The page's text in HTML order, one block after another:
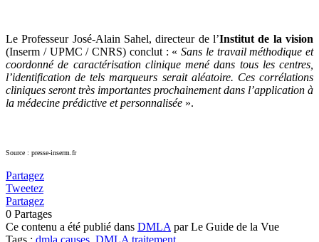
Le Professeur José-Alain Sahel, directeur de l’Institut de la vision
(Inserm / UPMC / CNRS) conclut : « Sans le travail méthodique et
coordonné de caractérisation clinique mené dans tous les centres,
l’identification de tels marqueurs serait aléatoire. Ces corrélations
cliniques seront très importantes prochainement dans l’application à
la médecine prédictive et personnalisée ».
Source : presse-inserm.fr
Partagez
Tweetez
Partagez
0 Partages
Ce contenu a été publié dans DMLA par Le Guide de la Vue